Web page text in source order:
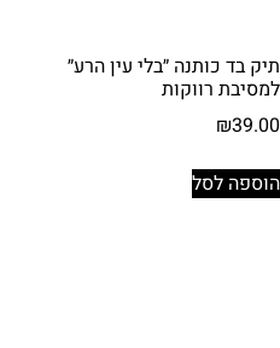
תיק בד כותנה ״בלי עין הרע״
למסיבת רווקות
₪39.00
הוספה לסל